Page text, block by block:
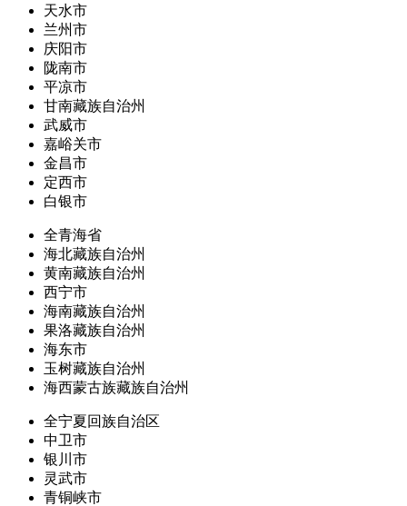
天水市
兰州市
庆阳市
陇南市
平凉市
甘南藏族自治州
武威市
嘉峪关市
金昌市
定西市
白银市
全青海省
海北藏族自治州
黄南藏族自治州
西宁市
海南藏族自治州
果洛藏族自治州
海东市
玉树藏族自治州
海西蒙古族藏族自治州
全宁夏回族自治区
中卫市
银川市
灵武市
青铜峡市